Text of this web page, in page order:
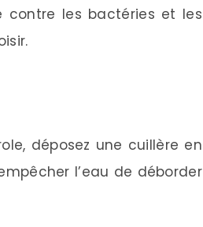
contre les bactéries et les
déposez une cuillère en
l’eau de déborder